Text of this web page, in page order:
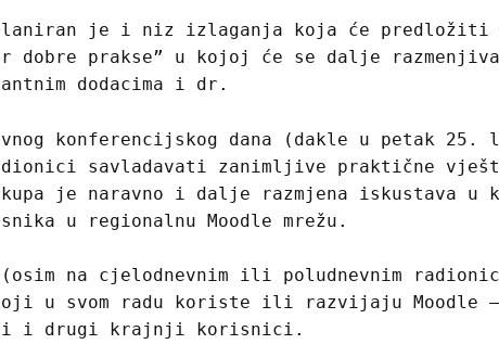
planiran je i niz izlaganja koja će
dobre prakse” u kojoj će se dalje
dodacima i dr.
konferencijskog dana (dakle u petak
savladavati zanimljive praktične
je naravno i dalje razmjena iskustava u
u regionalnu Moodle mrežu.
na cjelodnevnim ili poludnevnim
u svom radu koriste ili razvijaju Moodle
i drugi krajnji korisnici.